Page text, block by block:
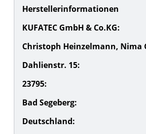
Herstellerinformationen
KUFATEC GmbH & Co.KG:
Christoph Heinzelmann, Nima
Dahlienstr. 15:
23795:
Bad Segeberg:
Deutschland: